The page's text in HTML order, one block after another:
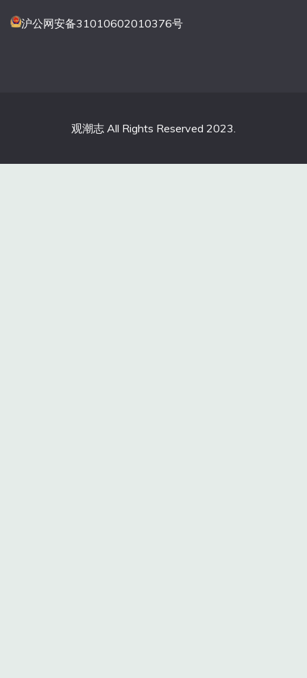
沪公网安备31010602010376号
观潮志 All Rights Reserved 2023.